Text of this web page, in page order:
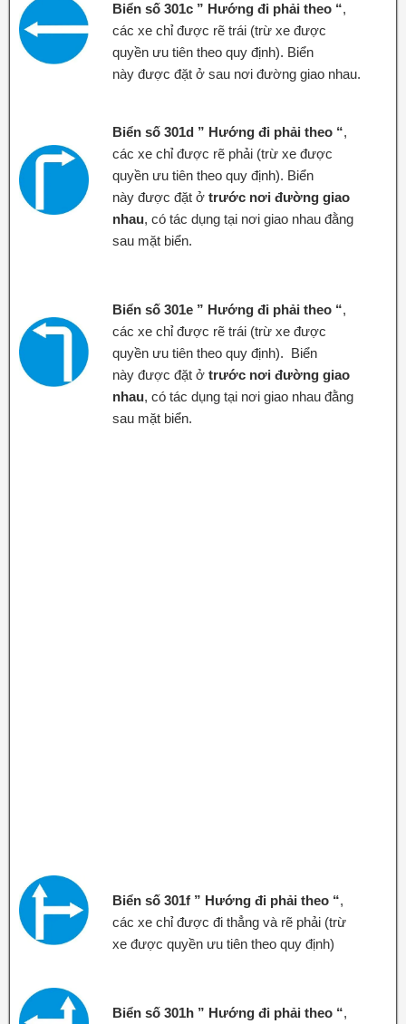
Biển số 301c ” Hướng đi phải theo “,
các xe chỉ được rẽ trái (trừ xe được
quyền ưu tiên theo quy định). Biển
này được đặt ở sau nơi đường giao nhau.
Biển số 301d ” Hướng đi phải theo “,
các xe chỉ được rẽ phải (trừ xe được
quyền ưu tiên theo quy định). Biển
này được đặt ở trước nơi đường giao
nhau, có tác dụng tại nơi giao nhau đằng
sau mặt biển.
Biển số 301e ” Hướng đi phải theo “,
các xe chỉ được rẽ trái (trừ xe được
quyền ưu tiên theo quy định). Biển
này được đặt ởtrước nơi đường giao
nhau, có tác dụng tại nơi giao nhau đằng
sau mặt biển.
Biển số 301f ” Hướng đi phải theo “,
các xe chỉ được đi thẳng và rẽ phải (trừ
xe được quyền ưu tiên theo quy định)
Biển số 301h ” Hướng đi phải theo “,